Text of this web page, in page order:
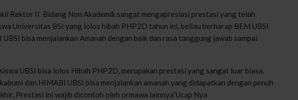
Rektor II Bidang Non Akademik sangat mengapresiasi prestasi yang telah
Universitas BSI yang lolos hibah PHP2D tahun ini, beliau berharap BEM UBSI
UBSI bisa menjalankan Amanah dengan baik dan rasa tanggung jawab sampai
UBSI bisa lolos Hibah PHP2D, merupakan prestasi yang sangat luar biasa.
dan HIMABI UBSI bisa menjalankan amanah yang didapatkan dengan penuh
Prestasi ini wajib dicontoh oleh ormawa lainnya”Ucap Nya